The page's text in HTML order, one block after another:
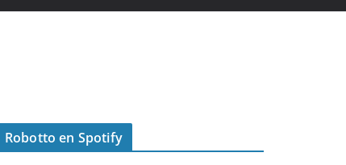
Robotto en Spotify